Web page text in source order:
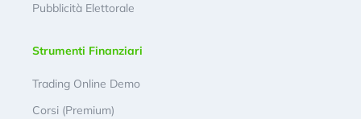
Pubblicità Elettorale
Strumenti Finanziari
Trading Online Demo
Corsi (Premium)